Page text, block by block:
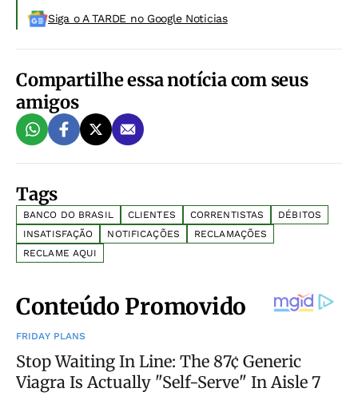
Siga o A TARDE no Google Noticias
Compartilhe essa notícia com seus
amigos
Tags
BANCO DO BRASIL CLIENTES CORRENTISTAS
DÉBITOS
INSATISFAÇÃO
NOTIFICAÇÕES
RECLAMAÇÕES
RECLAME AQUI